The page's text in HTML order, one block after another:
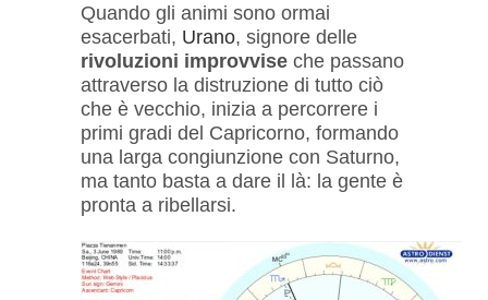
Quando gli animi sono ormai
esacerbati, Urano, signore delle
rivoluzioni improvvise che passano
attraverso la distruzione di tutto ciò
che è vecchio, inizia a percorrere i
primi gradi del Capricorno, formando
una larga congiunzione con Saturno,
ma tanto basta a dare il là: la gente è
pronta a ribellarsi.